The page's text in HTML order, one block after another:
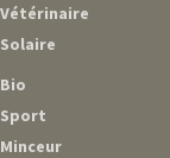
Vétérinaire
Solaire
Bio
Sport
Minceur